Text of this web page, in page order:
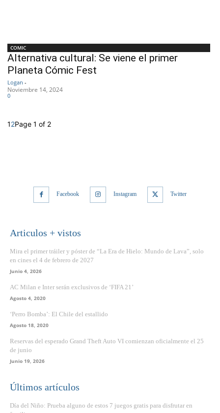
COMIC
Alternativa cultural: Se viene el primer
Planeta Cómic Fest
Logan -
Noviembre 14, 2024
0
12Page 1 of 2
Facebook Instagram Twitter
Articulos + vistos
Mira el primer tráiler y póster de “La Era de Hielo: Mundo de Lava”, solo
en cines el 4 de febrero de 2027
Junio 4, 2026
AC Milan e Inter serán exclusivos de ‘FIFA 21’
Agosto 4, 2020
‘Perro Bomba’: El Chile del estallido
Agosto 18, 2020
Reservas del esperado Grand Theft Auto VI comienzan oficialmente el 25
de junio
Junio 19, 2026
Últimos artículos
Día del Niño: Prueba alguno de estos 7 juegos gratis para disfrutar en